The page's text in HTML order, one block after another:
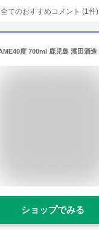
全てのおすすめコメント (1件)
ショップでみる